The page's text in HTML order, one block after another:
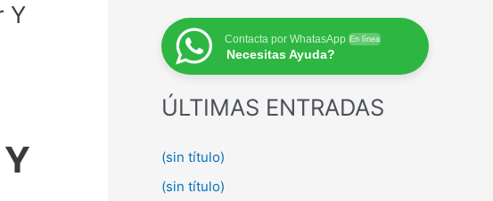
Y
Contacta por WhatasApp En línea
Necesitas Ayuda?
ÚLTIMAS ENTRADAS
(sin título)
(sin título)